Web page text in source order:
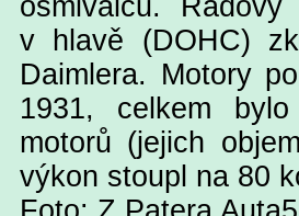
osmiválců.
v hlavě (DOHC)
Daimlera. Motory
1931, celkem
motorů (jejich
výkon stoupl na 80